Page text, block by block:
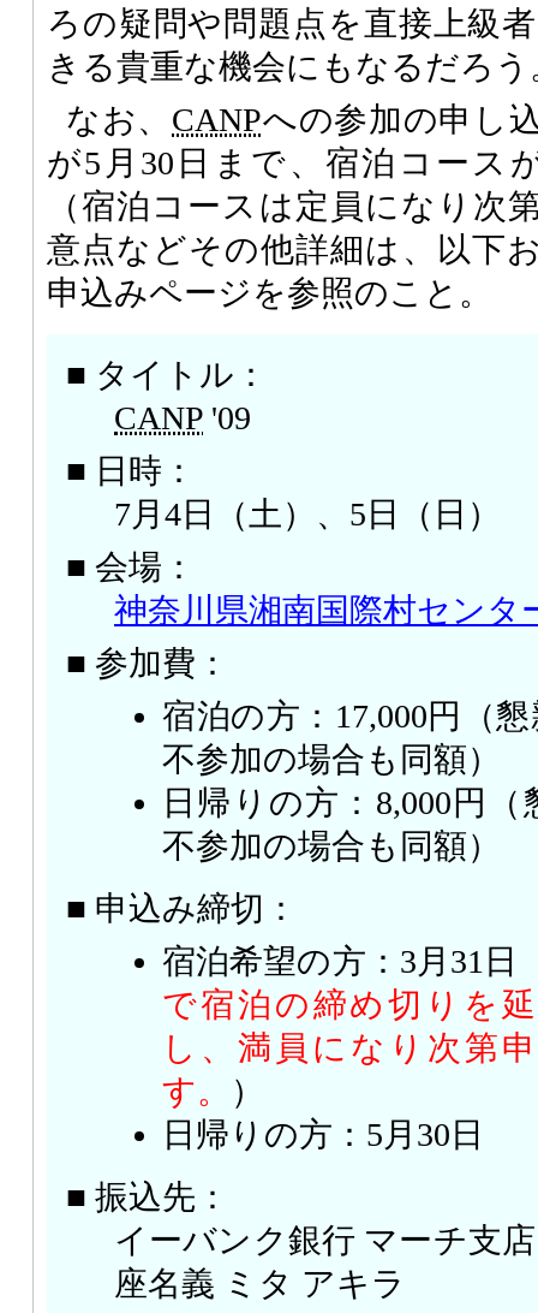
ろの疑問や問題点を直接上級
きる貴重な機会にもなるだろう
なお、 CANPへの参加の申し
が5月30日まで、宿泊コース
（宿泊コースは定員になり次
意点などその他詳細は、以下
申込みページを参照のこと。
■ タイトル：
CANP '09
■ 日時：
7月4日（土）、5日（日）
■ 会場：
神奈川県湘南国際村センタ
■ 参加費：
宿泊の方：17,000円（
不参加の場合も同額）
日帰りの方：8,000円
不参加の場合も同額）
■ 申込み締切：
宿泊希望の方：3月31日
で宿泊の締め切りを
し、満員になり次第
す。
）
日帰りの方：5月30日
■ 振込先：
イーバンク銀行 マーチ支
座名義 ミタ アキラ